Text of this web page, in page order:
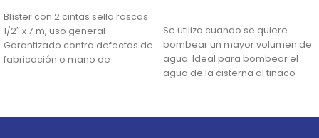
Blíster con 2 cintas sella roscas
1/2″ x 7 m, uso general
Garantizado contra defectos de
fabricación o mano de
Se utiliza cuando se quiere
bombear un mayor volumen de
agua. Ideal para bombear el
agua de la cisterna al tinaco